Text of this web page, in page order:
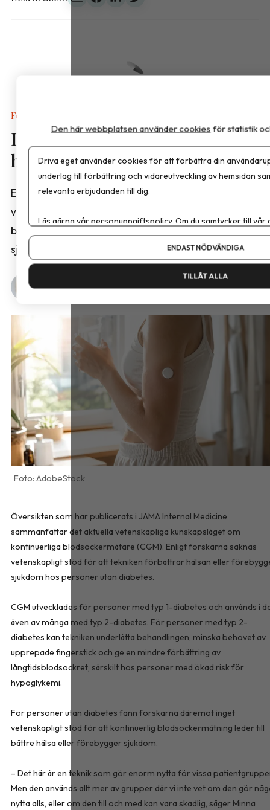
Forskning
Inget stöd för blodsockermätare
hos friska
En svensk narrativ översikt visar att det saknas
vetenskapligt stöd för att kontinuerliga
blodsockermätare förbättrar hälsan eller förebygger
sjukdom hos personer utan diabetes.
AdobeStock
Översikten som har publicerats i JAMA Internal Medicine
sammanfattar det aktuella vetenskapliga kunskapsläget om
kontinuerliga blodsockermätare (CGM). Enligt forskarna saknas
vetenskapligt stöd för att tekniken förbättrar hälsan eller
sjukdom hos personer utan diabetes.
CGM utvecklades för personer med typ 1-diabetes och används i
även av många med typ 2-diabetes. För personer med typ 2-
diabetes kan tekniken underlätta behandlingen, minska behovet av
upprepade fingerstick och ge en mindre förbättring av
långtidsblodsockret, särskilt hos personer med ökad risk för
hypoglykemi.
För personer utan diabetes fann forskarna däremot inget
vetenskapligt stöd för att kontinuerlig blodsockermätning leder till
bättre hälsa eller förebygger sjukdom.
– Det här är en teknik som gör enorm nytta för vissa
Men den används allt mer av grupper där vi inte vet om den gör
nytta alls, eller om den till och med kan vara skadlig, säger Minna
Den här webbplatsen använder cookies för statistik
Driva eget använder cookies för att förbättra din
underlag till förbättring och vidareutveckling av hemsidan
relevanta erbjudanden till dig.
Läs gärna vårpersonuppgiftspolicy. Om du samtycker till vår
Om du vill ändra ditt val i efterhand hittar du den möjligheten
ENDAST NÖDVÄNDIGA
TILLÅT ALLA